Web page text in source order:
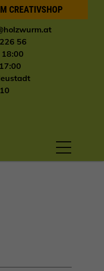
CREATIVSHOP
56